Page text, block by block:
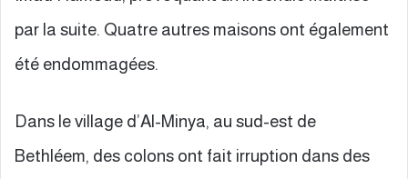
par la suite. Quatre autres maisons ont également
été endommagées.
Dans le village d’Al-Minya, au sud-est de
Bethléem, des colons ont fait irruption dans des